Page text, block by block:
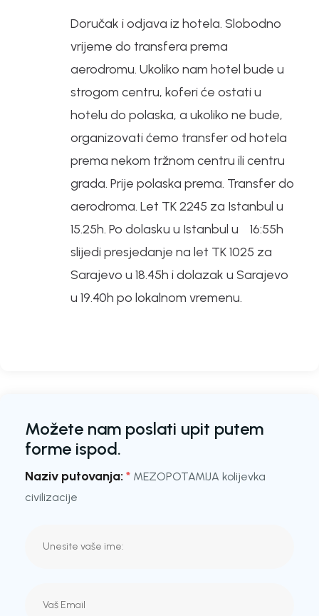
Doručak i odjava iz hotela. Slobodno
vrijeme do transfera prema
aerodromu. Ukoliko nam hotel bude u
strogom centru, koferi će ostati u
hotelu do polaska, a ukoliko ne bude,
organizovati ćemo transfer od hotela
prema nekom tržnom centru ili centru
grada. Prije polaska prema. Transfer do
aerodroma. Let TK 2245 za Istanbul u
15.25h. Po dolasku u Istanbul u 16:55h
slijedi presjedanje na let TK 1025 za
Sarajevo u 18.45h i dolazak u Sarajevo
u 19.40h po lokalnom vremenu.
Možete nam poslati upit putem
forme ispod.
Naziv putovanja: * MEZOPOTAMIJA kolijevka
civilizacije